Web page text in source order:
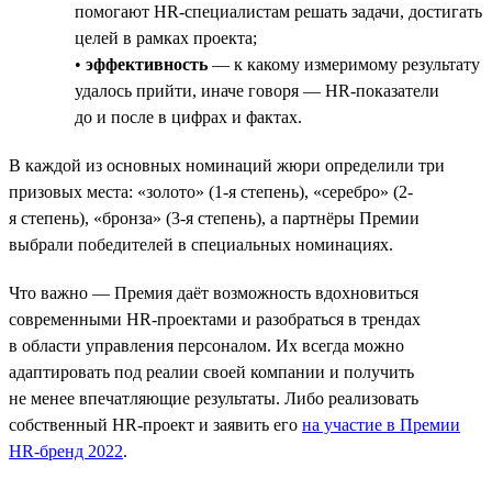
помогают HR-специалистам решать задачи, достигать
целей в рамках проекта;
• эффективность — к какому измеримому результату
удалось прийти, иначе говоря — HR-показатели
до и после в цифрах и фактах.
В каждой из основных номинаций жюри определили три
призовых места: «золото» (1-я степень), «серебро» (2-
я степень), «бронза» (3-я степень), а партнёры Премии
выбрали победителей в специальных номинациях.
Что важно — Премия даёт возможность вдохновиться
современными HR-проектами и разобраться в трендах
в области управления персоналом. Их всегда можно
адаптировать под реалии своей компании и получить
не менее впечатляющие результаты. Либо реализовать
собственный HR-проект и заявить его на участие в Премии
HR-бренд 2022.